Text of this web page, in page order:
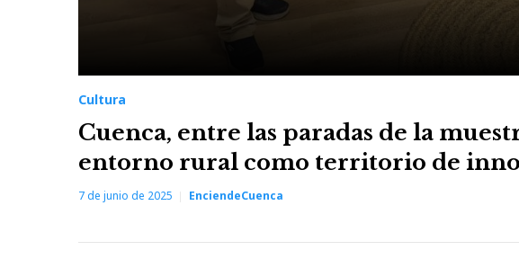
Cultura
Cuenca, entre las paradas de la
entorno rural como territorio de
7 de junio de 2025 EnciendeCuenca